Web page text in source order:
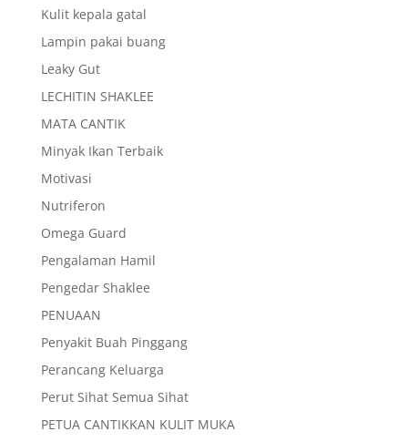
Kulit kepala gatal
Lampin pakai buang
Leaky Gut
LECHITIN SHAKLEE
MATA CANTIK
Minyak Ikan Terbaik
Motivasi
Nutriferon
Omega Guard
Pengalaman Hamil
Pengedar Shaklee
PENUAAN
Penyakit Buah Pinggang
Perancang Keluarga
Perut Sihat Semua Sihat
PETUA CANTIKKAN KULIT MUKA